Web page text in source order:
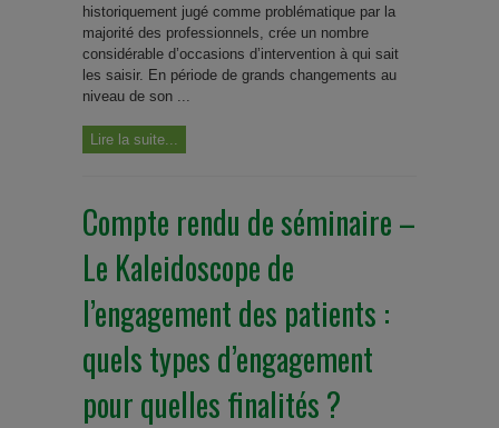
historiquement jugé comme problématique par la
majorité des professionnels, crée un nombre
considérable d’occasions d’intervention à qui sait
les saisir. En période de grands changements au
niveau de son ...
Lire la suite...
Compte rendu de séminaire –
Le Kaleidoscope de
l’engagement des patients :
quels types d’engagement
pour quelles finalités ?